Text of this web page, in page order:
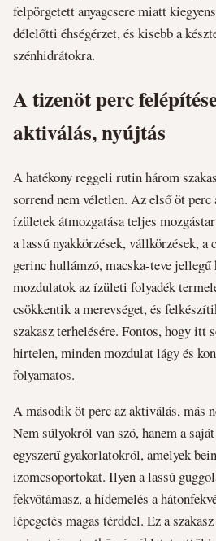
felpörgetett anyagcsere miatt
délelőtti éhségérzet, és kisebb a
szénhidrátokra.
A tizenöt perc
aktiválás, nyújtás
A hatékony reggeli rutin három
sorrend nem véletlen. Az első öt
ízületek átmozgatása teljes
a lassú nyakkörzések, vállkörzések, a
gerinc hullámzó, macska-teve
mozdulatok az ízületi folyadék
csökkentik a merevséget, és
szakasz terhelésére. Fontos, hogy itt
hirtelen, minden mozdulat lágy és
folyamatos.
A második öt perc az aktiválás, más
Nem súlyokról van szó, hanem a
egyszerű gyakorlatokról, amelyek
izomcsoportokat. Ilyen a lassú
fekvőtámasz, a hídemelés a
lépegetés magas térddel. Ez a